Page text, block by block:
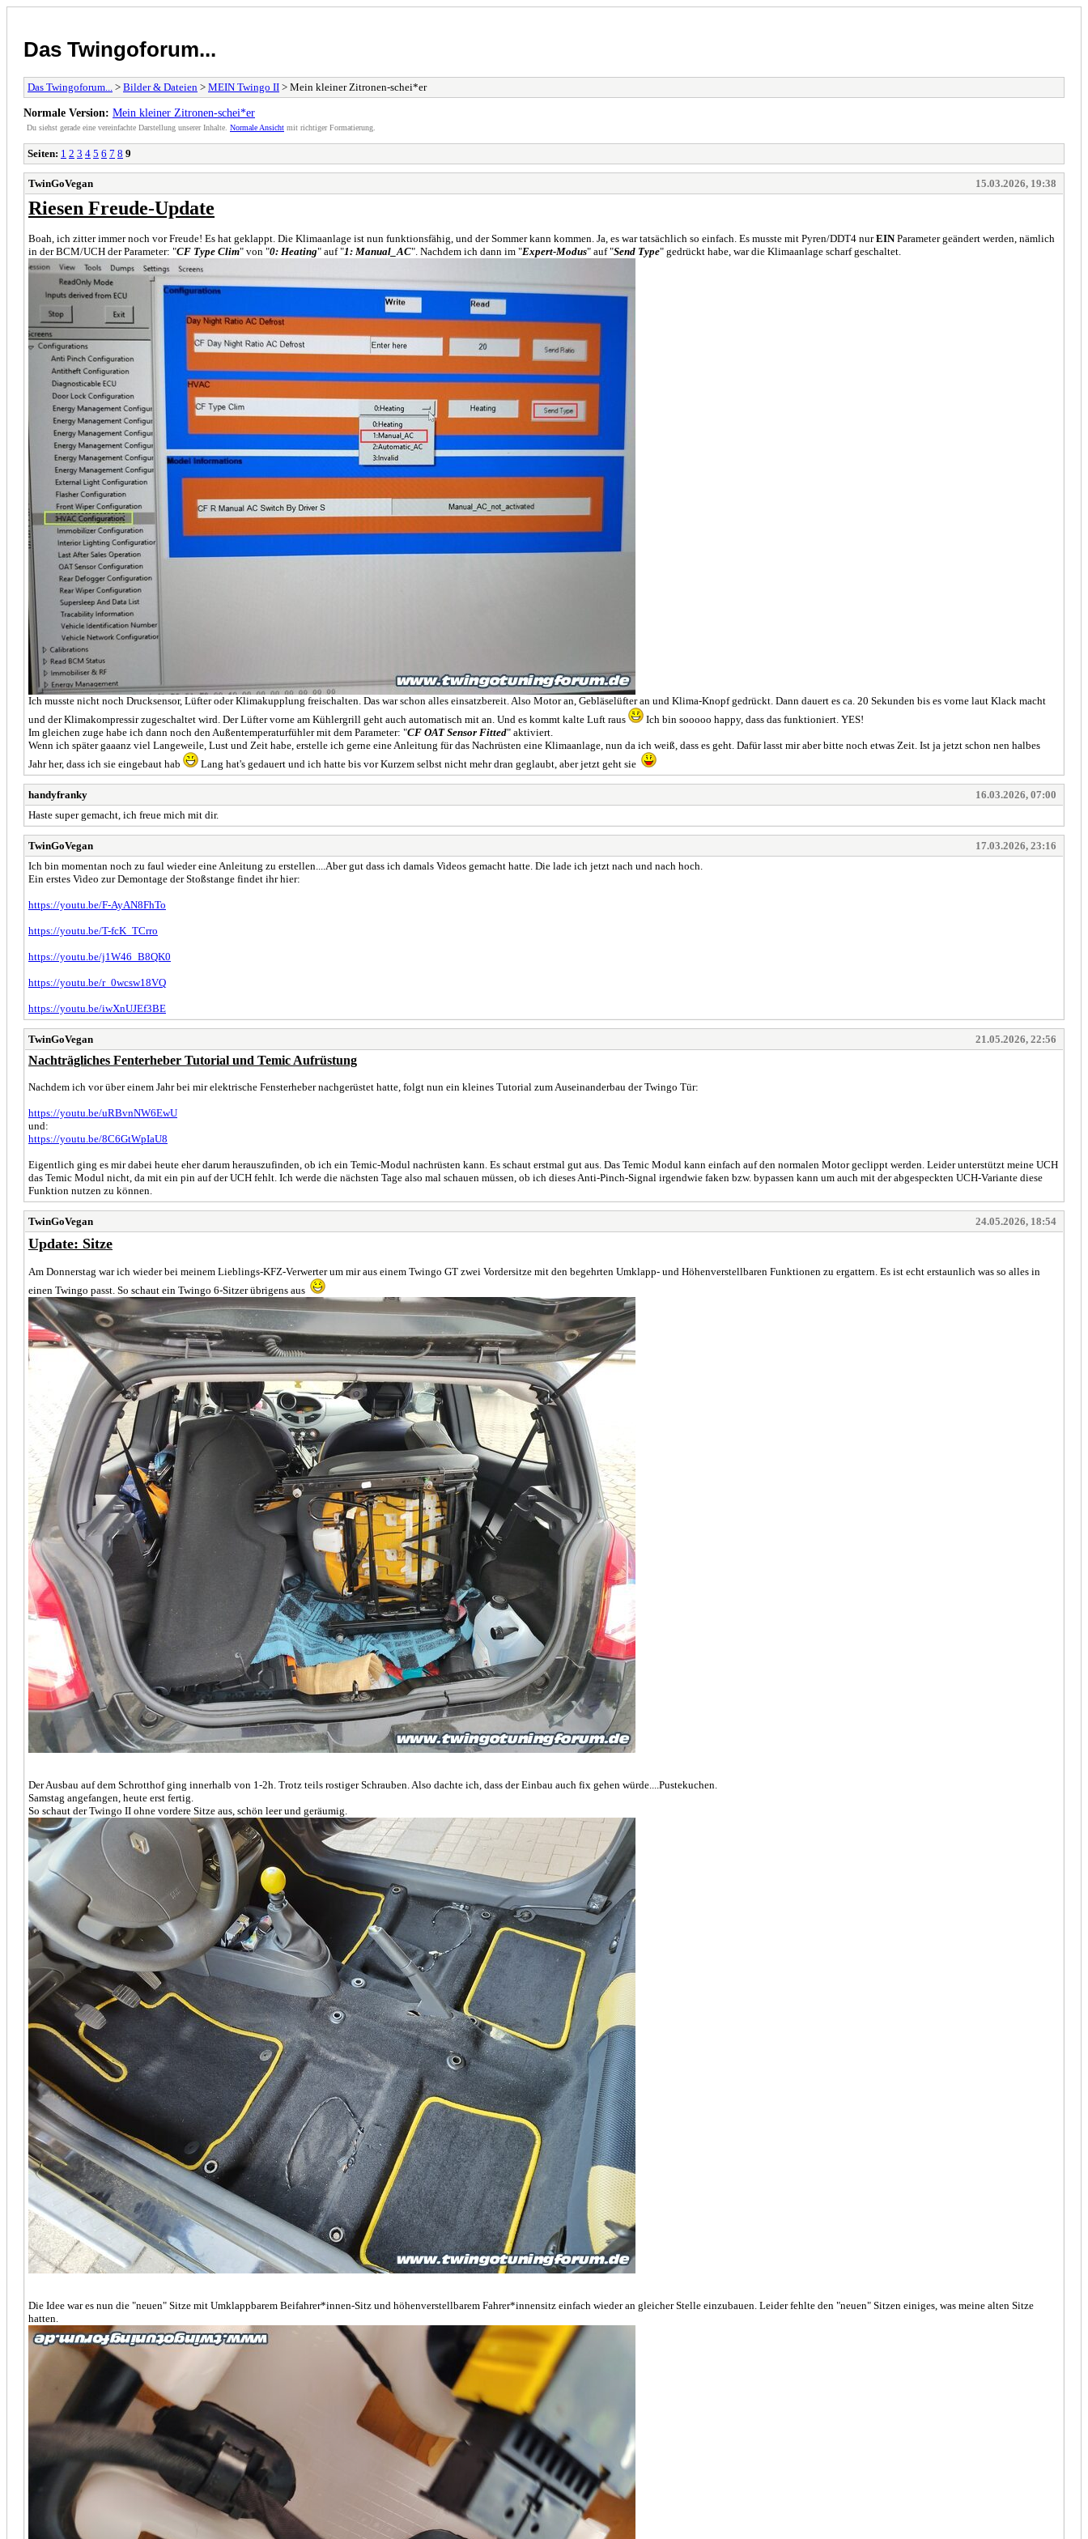
Das Twingoforum...
Das Twingoforum... > Bilder & Dateien > MEIN Twingo II > Mein kleiner Zitronen-schei*er
Normale Version: Mein kleiner Zitronen-schei*er
Du siehst gerade eine vereinfachte Darstellung unserer Inhalte. Normale Ansicht mit richtiger Formatierung.
Seiten: 1 2 3 4 5 6 7 8 9
TwinGoVegan 15.03.2026, 19:38
Riesen Freude-Update
Boah, ich zitter immer noch vor Freude! Es hat geklappt. Die Klimaanlage ist nun funktionsfähig, und der Sommer kann kommen. Ja, es war tatsächlich so einfach. Es musste mit Pyren/DDT4 nurEINParameter geändert werden, nämlich
in der BCM/UCH der Parameter: "CF Type Clim" von "0: Heating" auf "1: Manual_AC". Nachdem ich dann im "Expert-Modus" auf "Send Type" gedrückt habe, war die Klimaanlage scharf geschaltet.
Ich musste nicht noch Drucksensor, Lüfter oder Klimakupplung freischalten. Das war schon alles einsatzbereit. Also Motor an, Gebläselüfter an und Klima-Knopf gedrückt. Dann dauert es ca. 20 Sekunden bis es vorne laut Klack macht
und der Klimakompressir zugeschaltet wird. Der Lüfter vorne am Kühlergrill geht auch automatisch mit an. Und es kommt kalte Luft raus
Ich bin sooooo happy, dass das funktioniert. YES!
Im gleichen zuge habe ich dann noch den Außentemperaturfühler mit dem Parameter: "CF OAT Sensor Fitted" aktiviert.
Wenn ich später gaaanz viel Langeweile, Lust und Zeit habe, erstelle ich gerne eine Anleitung für das Nachrüsten eine Klimaanlage, nun da ich weiß, dass es geht. Dafür lasst mir aber bitte noch etwas Zeit. Ist ja jetzt schon nen halbes
Jahr her, dass ich sie eingebaut hab
Lang hat's gedauert und ich hatte bis vor Kurzem selbst nicht mehr dran geglaubt, aber jetzt geht sie
handyfranky
16.03.2026, 07:00
Haste super gemacht, ich freue mich mit dir.
TwinGoVegan
17.03.2026, 23:16
Ich bin momentan noch zu faul wieder eine Anleitung zu erstellen....Aber gut dass ich damals Videos gemacht hatte. Die lade ich jetzt nach und nach hoch.
Ein erstes Video zur Demontage der Stoßstange findet ihr hier:
https://youtu.be/F-AyAN8FhTo
https://youtu.be/T-fcK_TCrro
https://youtu.be/j1W46_B8QK0
https://youtu.be/r_0wcsw18VQ
https://youtu.be/iwXnUJEf3BE
TwinGoVegan 21.05.2026, 22:56
Nachträgliches Fenterheber Tutorial und Temic Aufrüstung
Nachdem ich vor über einem Jahr bei mir elektrische Fensterheber nachgerüstet hatte, folgt nun ein kleines Tutorial zum Auseinanderbau der Twingo Tür:
https://youtu.be/uRBvnNW6EwU
und:
https://youtu.be/8C6GtWpIaU8
Eigentlich ging es mir dabei heute eher darum herauszufinden, ob ich ein Temic-Modul nachrüsten kann. Es schaut erstmal gut aus. Das Temic Modul kann einfach auf den normalen Motor geclippt werden. Leider unterstützt meine UCH
das Temic Modul nicht, da mit ein pin auf der UCH fehlt. Ich werde die nächsten Tage also mal schauen müssen, ob ich dieses Anti-Pinch-Signal irgendwie faken bzw. bypassen kann um auch mit der abgespeckten UCH-Variante diese
Funktion nutzen zu können.
TwinGoVegan 24.05.2026, 18:54
Update: Sitze
Am Donnerstag war ich wieder bei meinem Lieblings-KFZ-Verwerter um mir aus einem Twingo GT zwei Vordersitze mit den begehrten Umklapp- und Höhenverstellbaren Funktionen zu ergattern. Es ist echt erstaunlich was so alles in
einen Twingo passt. So schaut ein Twingo 6-Sitzer übrigens aus
Der Ausbau auf dem Schrotthof ging innerhalb von 1-2h. Trotz teils rostiger Schrauben. Also dachte ich, dass der Einbau auch fix gehen würde....Pustekuchen.
Samstag angefangen, heute erst fertig.
So schaut der Twingo II ohne vordere Sitze aus, schön leer und geräumig.
Die Idee war es nun die "neuen" Sitze mit Umklappbarem Beifahrer*innen-Sitz und höhenverstellbarem Fahrer*innensitz einfach wieder an gleicher Stelle einzubauen. Leider fehlte den "neuen" Sitzen einiges, was meine alten Sitze
hatten.